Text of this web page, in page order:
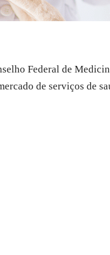
Federal de
de serviços de